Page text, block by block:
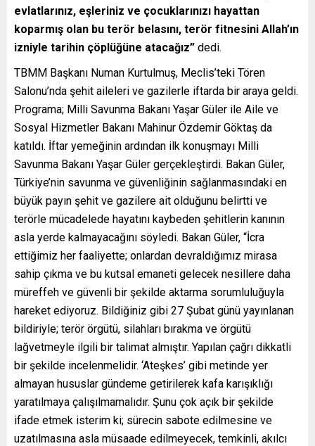
evlatlarınız, eşleriniz ve çocuklarınızı hayattan
koparmış olan bu terör belasını, terör fitnesini Allah’ın
izniyle tarihin çöplüğüne atacağız” dedi.
TBMM Başkanı Numan Kurtulmuş, Meclis’teki Tören
Salonu’nda şehit aileleri ve gazilerle iftarda bir araya geldi.
Programa; Milli Savunma Bakanı Yaşar Güler ile Aile ve
Sosyal Hizmetler Bakanı Mahinur Özdemir Göktaş da
katıldı. İftar yemeğinin ardından ilk konuşmayı Milli
Savunma Bakanı Yaşar Güler gerçekleştirdi. Bakan Güler,
Türkiye’nin savunma ve güvenliğinin sağlanmasındaki en
büyük payın şehit ve gazilere ait olduğunu belirtti ve
terörle mücadelede hayatını kaybeden şehitlerin kanının
asla yerde kalmayacağını söyledi. Bakan Güler, “İcra
ettiğimiz her faaliyette; onlardan devraldığımız mirasa
sahip çıkma ve bu kutsal emaneti gelecek nesillere daha
müreffeh ve güvenli bir şekilde aktarma sorumluluğuyla
hareket ediyoruz. Bildiğiniz gibi 27 Şubat günü yayınlanan
bildiriyle; terör örgütü, silahları bırakma ve örgütü
lağvetmeyle ilgili bir talimat almıştır. Yapılan çağrı dikkatli
bir şekilde incelenmelidir. ‘Ateşkes’ gibi metinde yer
almayan hususlar gündeme getirilerek kafa karışıklığı
yaratılmaya çalışılmamalıdır. Şunu çok açık bir şekilde
ifade etmek isterim ki; sürecin sabote edilmesine ve
uzatılmasına asla müsaade edilmeyecek, temkinli, akılcı